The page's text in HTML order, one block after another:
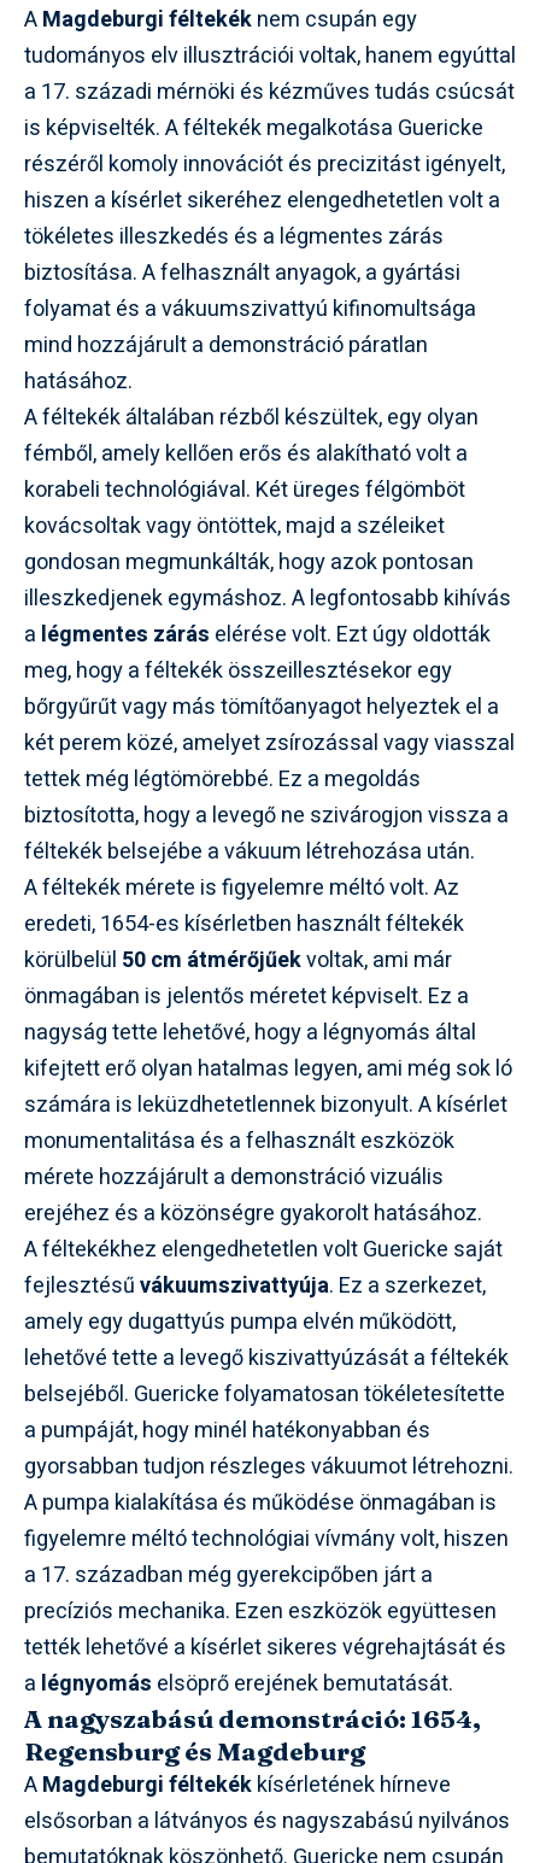
AMagdeburgi féltekéknem csupán egy
tudományos elv illusztrációi voltak, hanem egyúttal
a 17. századi mérnöki és kézműves tudás csúcsát
is képviselték. A féltekék megalkotása Guericke
részéről komoly innovációt és precizitást igényelt,
hiszen a kísérlet sikeréhez elengedhetetlen volt a
tökéletes illeszkedés és a légmentes zárás
biztosítása. A felhasznált anyagok, a gyártási
folyamat és a vákuumszivattyú kifinomultsága
mind hozzájárult a demonstráció páratlan
hatásához.
A féltekék általában rézből készültek, egy olyan
fémből, amely kellően erős és alakítható volt a
korabeli technológiával. Két üreges félgömböt
kovácsoltak vagy öntöttek, majd a széleiket
gondosan megmunkálták, hogy azok pontosan
illeszkedjenek egymáshoz. A legfontosabb kihívás
a légmentes zárás elérése volt. Ezt úgy oldották
meg, hogy a féltekék összeillesztésekor egy
bőrgyűrűt vagy más tömítőanyagot helyeztek el a
két perem közé, amelyet zsírozással vagy viasszal
tettek még légtömörebbé. Ez a megoldás
biztosította, hogy a levegő ne szivárogjon vissza a
féltekék belsejébe a vákuum létrehozása után.
A féltekék mérete is figyelemre méltó volt. Az
eredeti, 1654-es kísérletben használt féltekék
körülbelül 50 cm átmérőjűekvoltak, ami már
önmagában is jelentős méretet képviselt. Ez a
nagyság tette lehetővé, hogy a légnyomás által
kifejtett erő olyan hatalmas legyen, ami még sok ló
számára is leküzdhetetlennek bizonyult. A kísérlet
monumentalitása és a felhasznált eszközök
mérete hozzájárult a demonstráció vizuális
erejéhez és a közönségre gyakorolt hatásához.
A féltekékhez elengedhetetlen volt Guericke saját
fejlesztésűvákuumszivattyúja. Ez a szerkezet,
amely egy dugattyús pumpa elvén működött,
lehetővé tette a levegő kiszivattyúzását a féltekék
belsejéből. Guericke folyamatosan tökéletesítette
a pumpáját, hogy minél hatékonyabban és
gyorsabban tudjon részleges vákuumot létrehozni.
A pumpa kialakítása és működése önmagában is
figyelemre méltó technológiai vívmány volt, hiszen
a 17. században még gyerekcipőben járt a
precíziós mechanika. Ezen eszközök együttesen
tették lehetővé a kísérlet sikeres végrehajtását és
a légnyomás elsöprő erejének bemutatását.
A nagyszabású demonstráció: 1654,
Regensburg és Magdeburg
AMagdeburgi féltekékkísérletének hírneve
elsősorban a látványos és nagyszabású nyilvános